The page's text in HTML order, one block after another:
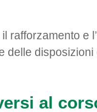
rafforzamento e
delle
al